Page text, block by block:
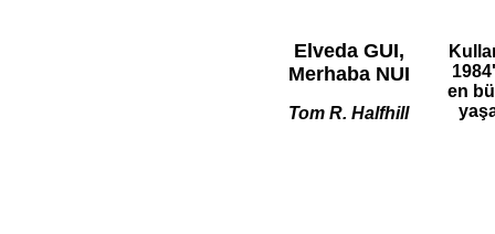
Elveda GUI,
Merhaba NUI
Tom R. Halfhill
en